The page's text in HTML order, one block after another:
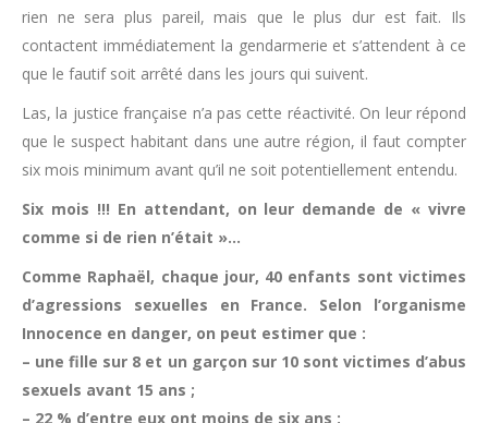
rien ne sera plus pareil, mais que le plus dur est fait. Ils
contactent immédiatement la gendarmerie et s’attendent à ce
que le fautif soit arrêté dans les jours qui suivent.
Las, la justice française n’a pas cette réactivité. On leur répond
que le suspect habitant dans une autre région, il faut compter
six mois minimum avant qu’il ne soit potentiellement entendu.
Six mois !!! En attendant, on leur demande de « vivre
comme si de rien n’était »…
Comme Raphaël, chaque jour, 40 enfants sont victimes
d’agressions sexuelles en France. Selon l’organisme
Innocence en danger, on peut estimer que :
– une fille sur 8 et un garçon sur 10 sont victimes d’abus
sexuels avant 15 ans ;
– 22 % d’entre eux ont moins de six ans ;